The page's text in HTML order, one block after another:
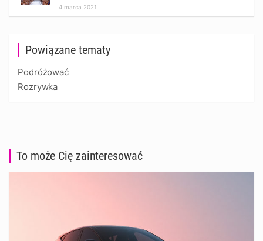
Powiązane tematy
Podróżować
Rozrywka
4 marca 2021
To może Cię zainteresować